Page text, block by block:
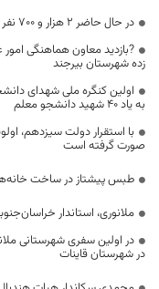
در حال حاضر ۲ هزار و ۷۰۰ نفر در شهرک صنعتی بیرجند مشغول به کار هستند.
?بازدید معاون هماهنگی
زده شهرستان بیرجند
اولین کنگره ملی شهدای
به یاد ۴۰ شهید دانشجو معلم
با استقرار دولت سیزدهم،
صورت گرفته است
طبس پیشتاز در ساخت
ملانوری، استاندار
در شهرستان قاینات